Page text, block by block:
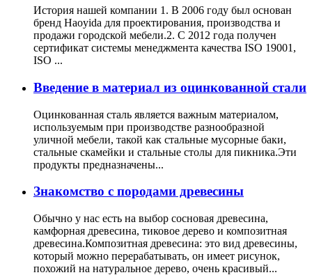
История нашей компании 1. В 2006 году был основан
бренд Haoyida для проектирования, производства и
продажи городской мебели.2. С 2012 года получен
сертификат системы менеджмента качества ISO 19001,
ISO ...
Введение в материал из оцинкованной стали
Оцинкованная сталь является важным материалом,
используемым при производстве разнообразной
уличной мебели, такой как стальные мусорные баки,
стальные скамейки и стальные столы для пикника.Эти
продукты предназначены...
Знакомство с породами древесины
Обычно у нас есть на выбор сосновая древесина,
камфорная древесина, тиковое дерево и композитная
древесина.Композитная древесина: это вид древесины,
который можно перерабатывать, он имеет рисунок,
похожий на натуральное дерево, очень красивый...